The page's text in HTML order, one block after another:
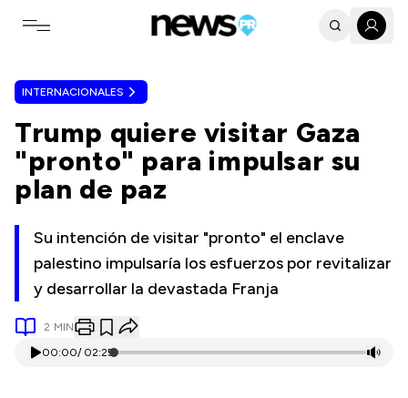
Toggle navigation menu
INTERNACIONALES
Trump quiere visitar Gaza
"pronto" para impulsar su
plan de paz
Su intención de visitar "pronto" el enclave
palestino impulsaría los esfuerzos por revitalizar
y desarrollar la devastada Franja
2 MIN
00:00/ 02:25